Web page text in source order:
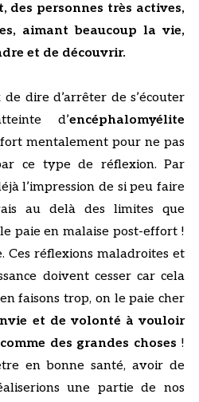
personnes très actives,
aimant beaucoup la vie,
et de découvrir.
dire d’arrêter de s’écouter
d’encéphalomyélite
mentalement pour ne pas
ce type de réflexion. Par
l’impression de si peu faire
au delà des limites que
paie en malaise post-effort !
Ces réflexions maladroites et
doivent cesser car cela
faisons trop, on le paie cher
et de volonté à vouloir
des grandes choses !
en bonne santé, avoir de
une partie de nos